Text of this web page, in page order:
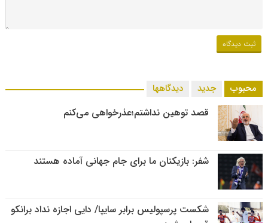
محبوب جدید دیدگاهها
قصد توهین نداشتم؛عذرخواهی می‌کنم
شفر: بازیکنان ما برای جام جهانی آماده هستند
شکست پرسپولیس برابر سایپا/ دایی اجازه نداد برانکو